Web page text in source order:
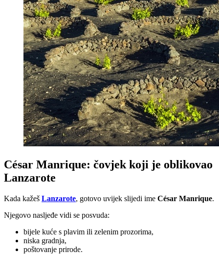
César Manrique: čovjek koji je oblikovao
Lanzarote
Kada kažeš Lanzarote, gotovo uvijek slijedi ime César Manrique.
Njegovo nasljeđe vidi se posvuda:
bijele kuće s plavim ili zelenim prozorima,
niska gradnja,
poštovanje prirode.